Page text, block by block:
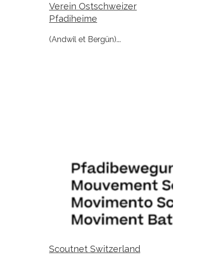
Verein Ostschweizer
Pfadiheime
(Andwil et Bergün)...
Scoutnet Switzerland